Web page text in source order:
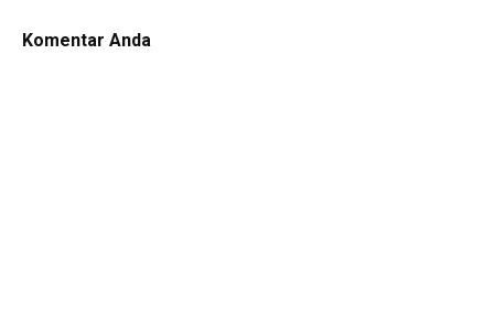
Komentar Anda